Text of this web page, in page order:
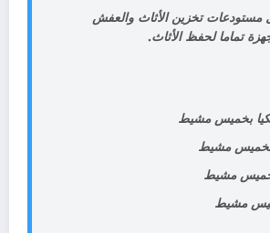
مستودعات تخزين الأثاث والعفش
تماما لحفظ الأثاث.
بخميس مشيط
بخميس مشيط
مشيط
مشيط